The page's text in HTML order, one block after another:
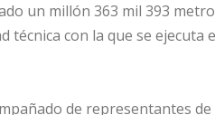
un millón 363 mil 393
técnica con la que se
de representantes